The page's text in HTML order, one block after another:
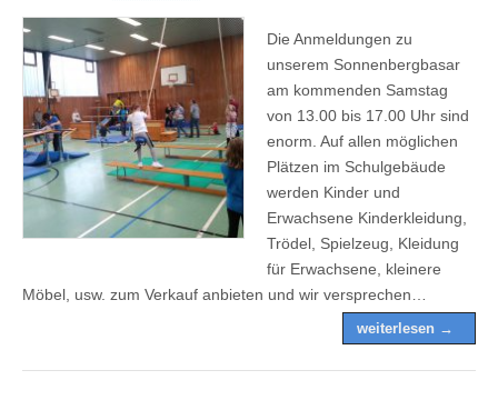
Die Anmeldungen zu
unserem Sonnenbergbasar
am kommenden Samstag
von 13.00 bis 17.00 Uhr sind
enorm. Auf allen möglichen
Plätzen im Schulgebäude
werden Kinder und
Erwachsene Kinderkleidung,
Trödel, Spielzeug, Kleidung
für Erwachsene, kleinere
Möbel, usw. zum Verkauf anbieten und wir versprechen…
weiterlesen →